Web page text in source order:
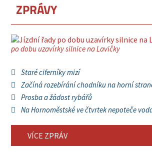
ZPRÁVY
po dobu uzavírky silnice na Lavičky
Staré ciferníky mizí
Začíná rozebírání chodníku na horní
Prosba a žádost rybářů
Na Hornoměstské ve čtvrtek nepoteče
VÍCE ZPRÁV